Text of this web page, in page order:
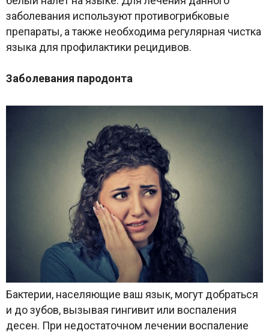
заболевания используют противогрибковые
препараты, а также необходима регулярная чистка
языка для профилактики рецидивов.
Заболевания пародонта
Бактерии, населяющие ваш язык, могут добраться
и до зубов, вызывая гингивит или воспаления
десен. При недостаточном лечении воспаление